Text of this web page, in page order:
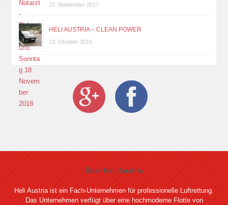
27. September 2017
HELI AUSTRIA – CLEAN POWER
13. Oktober 2016
Über Heli Austria
Heli Austria ist ein Fach-Unternehmen für professionelle Luftrettung.
Das Unternehmen verfügt über eine hochmoderne Flotte von